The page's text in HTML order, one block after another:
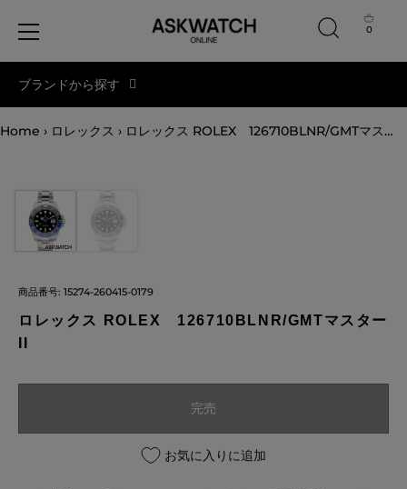
テ
ン
0
ブランドから探す
Home › ロレックス › ロレックス ROLEX 126710BLNR/GMTマスターII
商品番号: 15274-260415-0179
ロレックス ROLEX 126710BLNR/GMTマスター
完売
お気に入りに追加